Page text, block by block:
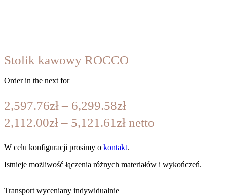
Stolik kawowy ROCCO
Order in the next for
2,597.76zł – 6,299.58złZakres
cen:
2,597.76zł
do
2,112.00zł – 5,121.61 zł netto
W celu konfiguracji prosimy o kontakt.
Istnieje możliwość łączenia różnych materiałów i wykończeń.
Transport wyceniany indywidualnie